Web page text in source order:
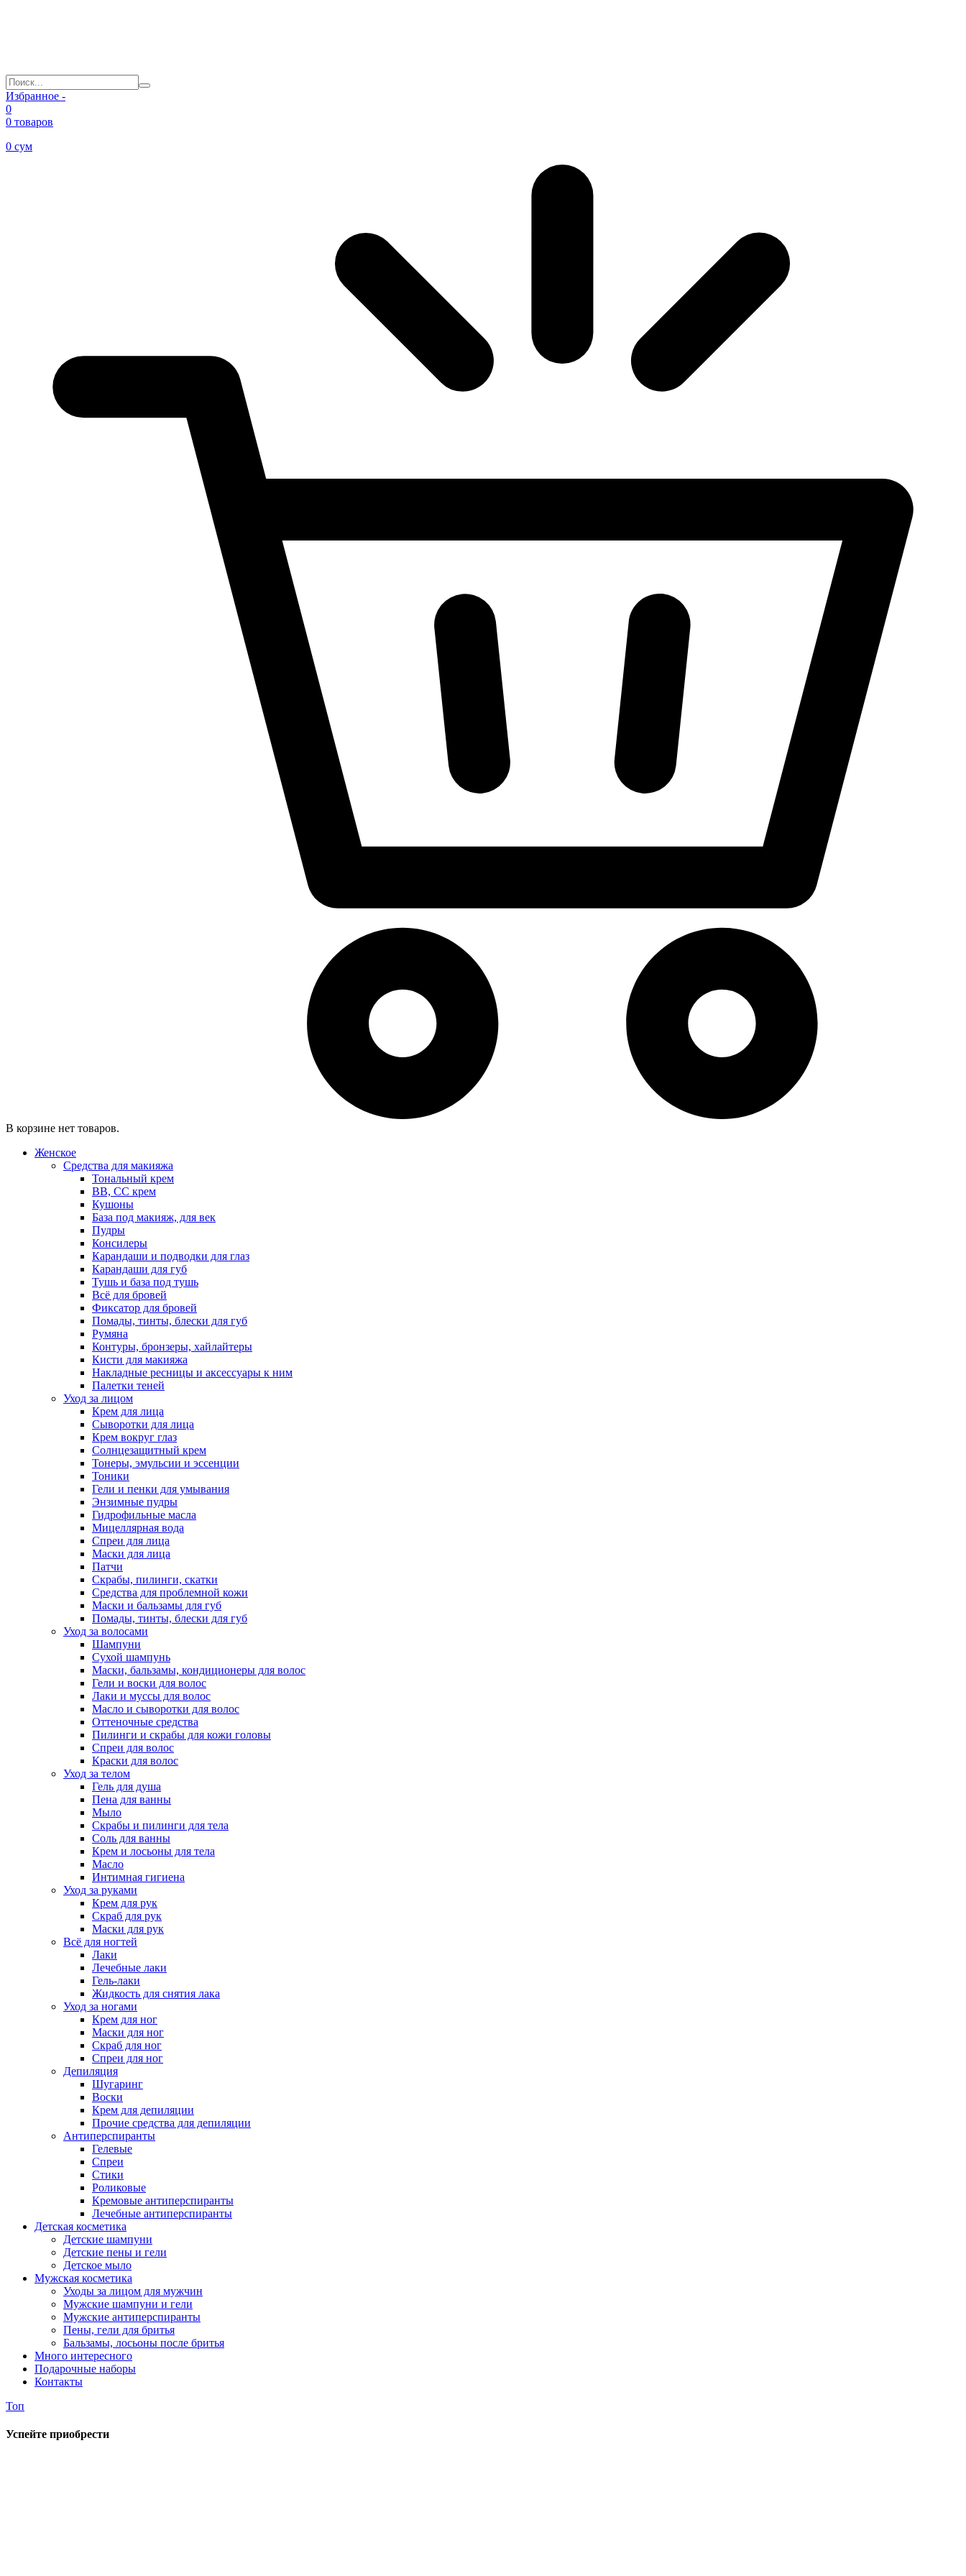
Избранное -
0
0 товаров
0 сум
В корзине нет товаров.
Женское
Средства для макияжа
Тональный крем
BB, CC крем
Кушоны
База под макияж, для век
Пудры
Консилеры
Карандаши и подводки для глаз
Карандаши для губ
Тушь и база под тушь
Всё для бровей
Фиксатор для бровей
Помады, тинты, блески для губ
Румяна
Контуры, бронзеры, хайлайтеры
Кисти для макияжа
Накладные ресницы и аксессуары к ним
Палетки теней
Уход за лицом
Крем для лица
Сыворотки для лица
Крем вокруг глаз
Солнцезащитный крем
Тонеры, эмульсии и эссенции
Тоники
Гели и пенки для умывания
Энзимные пудры
Гидрофильные масла
Мицеллярная вода
Спреи для лица
Маски для лица
Патчи
Скрабы, пилинги, скатки
Средства для проблемной кожи
Маски и бальзамы для губ
Помады, тинты, блески для губ
Уход за волосами
Шампуни
Сухой шампунь
Маски, бальзамы, кондиционеры для волос
Гели и воски для волос
Лаки и муссы для волос
Масло и сыворотки для волос
Оттеночные средства
Пилинги и скрабы для кожи головы
Спреи для волос
Краски для волос
Уход за телом
Гель для душа
Пена для ванны
Мыло
Скрабы и пилинги для тела
Соль для ванны
Крем и лосьоны для тела
Масло
Интимная гигиена
Уход за руками
Крем для рук
Скраб для рук
Маски для рук
Всё для ногтей
Лаки
Лечебные лаки
Гель-лаки
Жидкость для снятия лака
Уход за ногами
Крем для ног
Маски для ног
Скраб для ног
Спреи для ног
Депиляция
Шугаринг
Воски
Крем для депиляции
Прочие средства для депиляции
Антиперспиранты
Гелевые
Спреи
Стики
Роликовые
Кремовые антиперспиранты
Лечебные антиперспиранты
Детская косметика
Детские шампуни
Детские пены и гели
Детское мыло
Мужская косметика
Уходы за лицом для мужчин
Мужские шампуни и гели
Мужские антиперспиранты
Пены, гели для бритья
Бальзамы, лосьоны после бритья
Много интересного
Подарочные наборы
Контакты
Топ
Успейте приобрести